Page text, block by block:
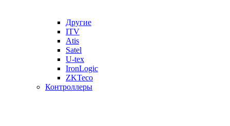
Другие
ITV
Atis
Satel
U-tex
IronLogic
ZKTeco
Контроллеры